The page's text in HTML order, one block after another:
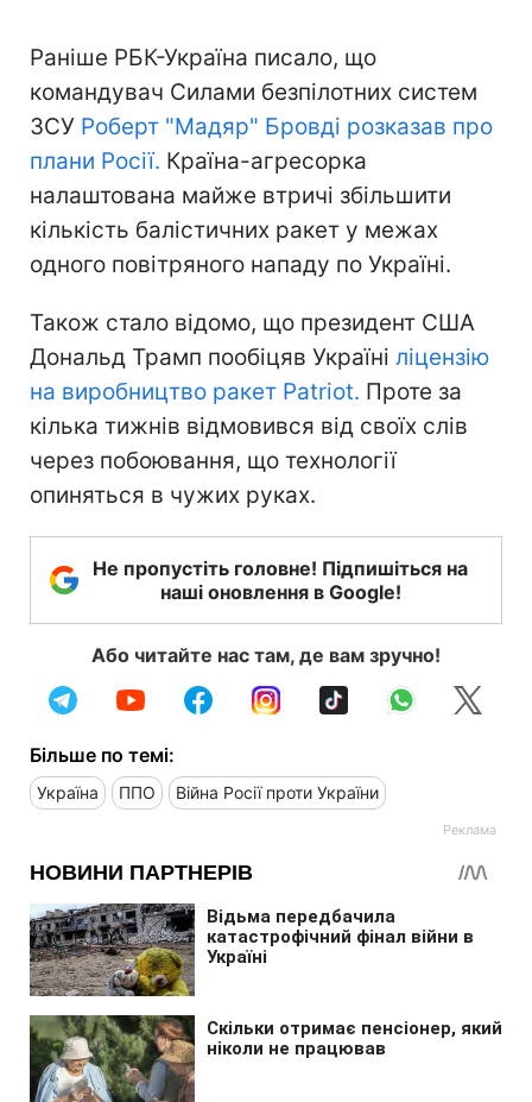
Раніше РБК-Україна писало, що
командувач Силами безпілотних систем
ЗСУ Роберт "Мадяр" Бровді розказав про
плани Росії. Країна-агресорка
налаштована майже втричі збільшити
кількість балістичних ракет у межах
одного повітряного нападу по Україні.
Також стало відомо, що президент США
Дональд Трамп пообіцяв Україні ліцензію
на виробництво ракет Patriot. Проте за
кілька тижнів відмовився від своїх слів
через побоювання, що технології
опиняться в чужих руках.
Не пропустіть головне! Підпишіться на
наші оновлення в Google!
Або читайте нас там, де вам зручно!
Більше по темі:
Україна ППО Війна Росії проти України